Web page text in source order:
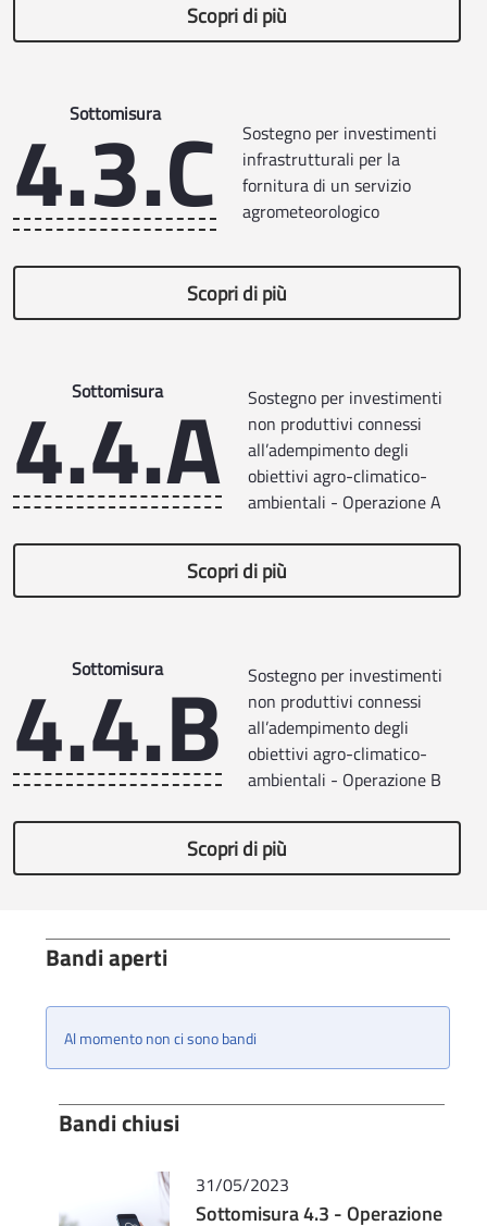
Scopri di più
Sottomisura
4.3.C
Sostegno per investimenti
infrastrutturali per la
fornitura di un servizio
agrometeorologico
Scopri di più
Sottomisura
4.4.A
Sostegno per investimenti
non produttivi connessi
all’adempimento degli
obiettivi agro-climatico-
ambientali - Operazione A
Scopri di più
Sottomisura
4.4.B
Sostegno per investimenti
non produttivi connessi
all’adempimento degli
obiettivi agro-climatico-
ambientali - Operazione B
Scopri di più
Bandi aperti
Al momento non ci sono bandi
Bandi chiusi
31/05/2023
Sottomisura 4.3 - Operazione